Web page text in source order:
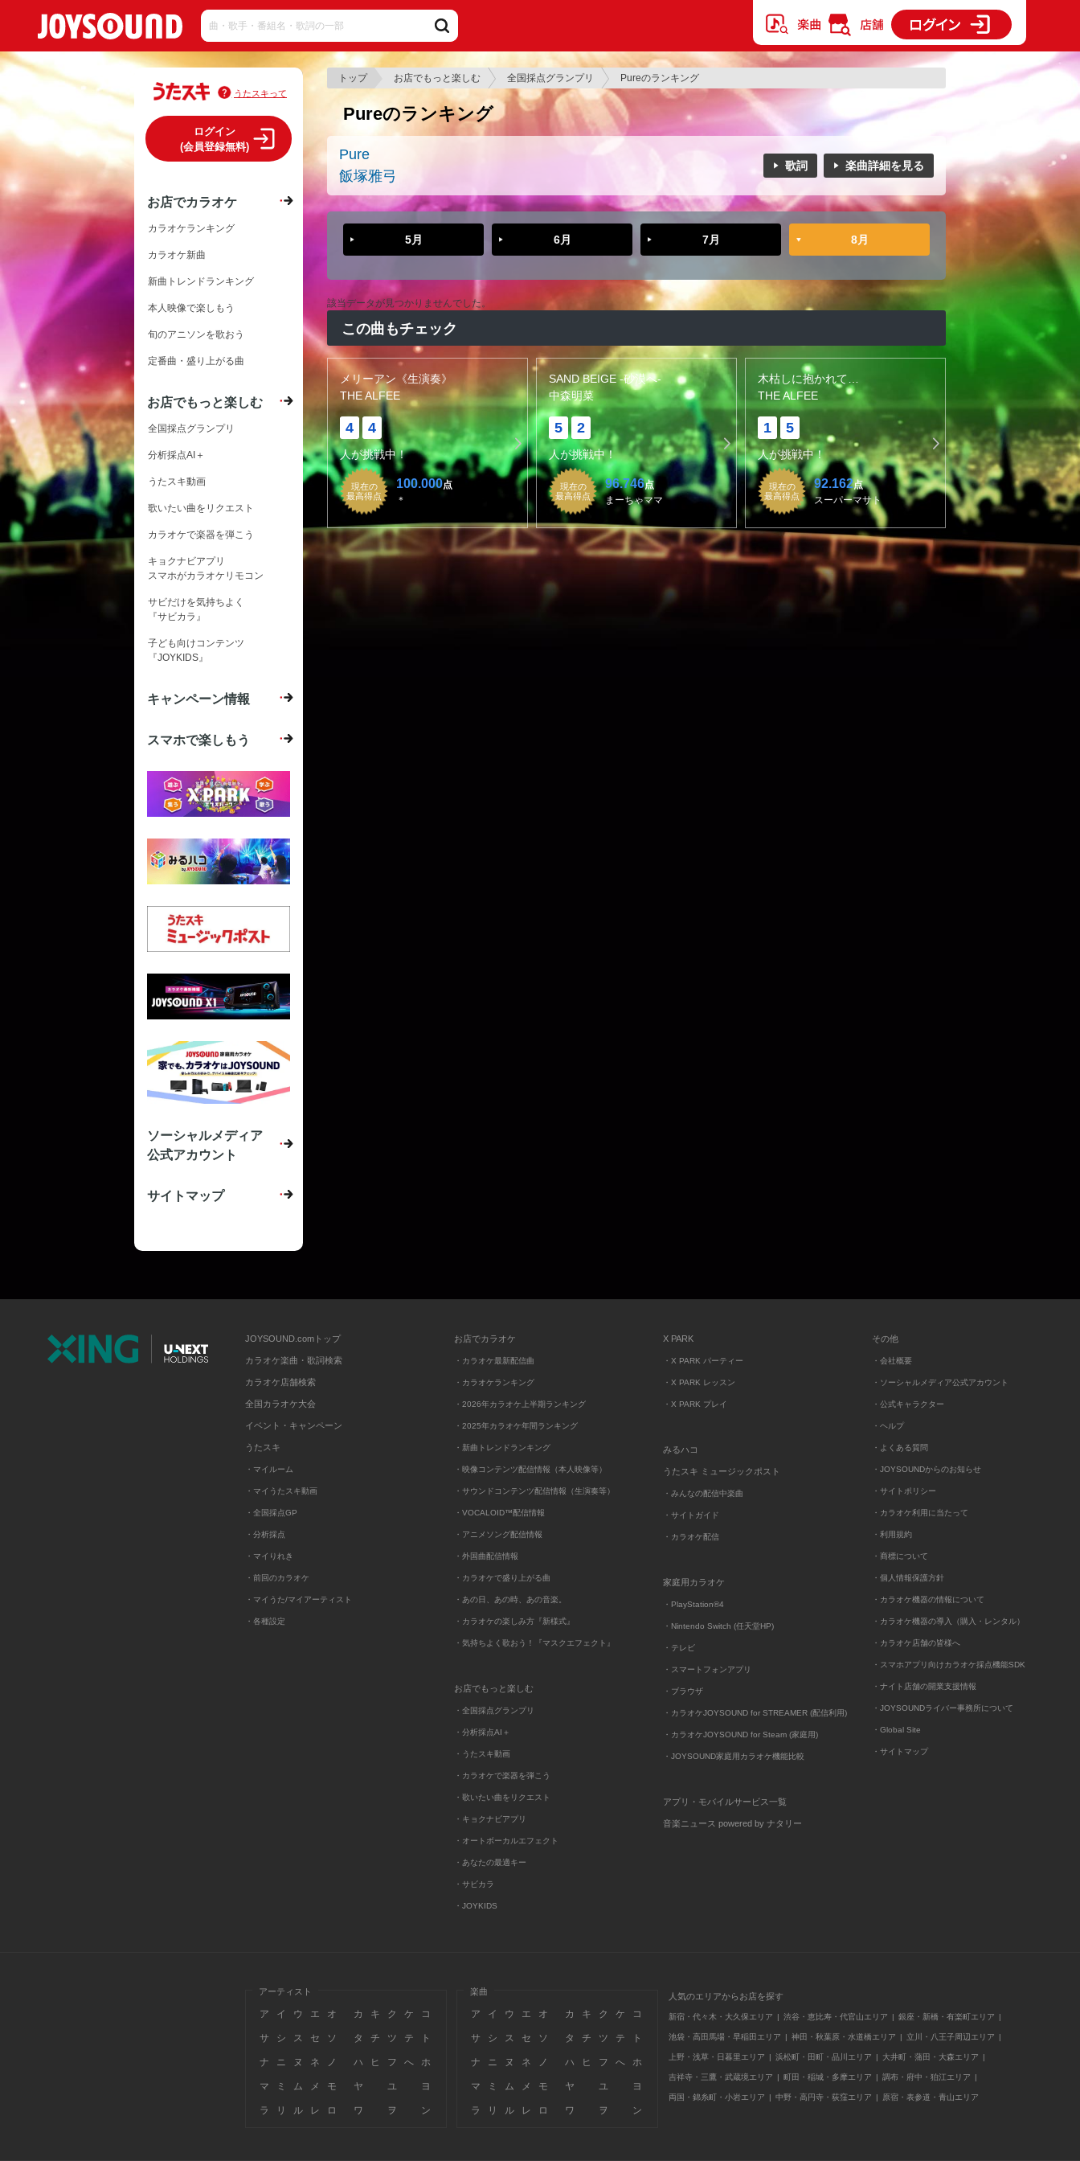
トップ お店でもっと楽しむ 全国採点グランプリ Pureのランキング
Pureのランキング
Pure
飯塚雅弓
歌詞 楽曲詳細を見る
5月 6月 7月 8月
該当データが見つかりませんでした。
この曲もチェック
メリーアン《生演奏》
THE ALFEE
4 4
人が挑戦中！
現在の
最高得点
100.000点
＊
SAND BEIGE -砂漠へ-
中森明菜
5 2
人が挑戦中！
現在の
最高得点
96.746点
まーちゃママ
木枯しに抱かれて…
THE ALFEE
1 5
人が挑戦中！
現在の
最高得点
92.162点
スーパーマサト
うたスキって
ログイン
(会員登録無料)
お店でカラオケ
カラオケランキング
カラオケ新曲
新曲トレンドランキング
本人映像で楽しもう
旬のアニソンを歌おう
定番曲・盛り上がる曲
お店でもっと楽しむ
全国採点グランプリ
分析採点AI＋
うたスキ動画
歌いたい曲をリクエスト
カラオケで楽器を弾こう
キョクナビアプリ
スマホがカラオケリモコン
サビだけを気持ちよく
『サビカラ』
子ども向けコンテンツ
『JOYKIDS』
キャンペーン情報
スマホで楽しもう
ソーシャルメディア
公式アカウント
サイトマップ
JOYSOUND.comトップ
カラオケ楽曲・歌詞検索
カラオケ店舗検索
全国カラオケ大会
イベント・キャンペーン
うたスキ
・マイルーム
・マイうたスキ動画
・全国採点GP
・分析採点
・マイりれき
・前回のカラオケ
・マイうた/マイアーティスト
・各種設定
お店でカラオケ
・カラオケ最新配信曲
・カラオケランキング
・2026年カラオケ上半期ランキング
・2025年カラオケ年間ランキング
・新曲トレンドランキング
・映像コンテンツ配信情報（本人映像等）
・サウンドコンテンツ配信情報（生演奏等）
・VOCALOID™配信情報
・アニメソング配信情報
・外国曲配信情報
・カラオケで盛り上がる曲
・あの日、あの時、あの音楽。
・カラオケの楽しみ方『新様式』
・気持ちよく歌おう！『マスクエフェクト』
お店でもっと楽しむ
・全国採点グランプリ
・分析採点AI＋
・うたスキ動画
・カラオケで楽器を弾こう
・歌いたい曲をリクエスト
・キョクナビアプリ
・オートボーカルエフェクト
・あなたの最適キー
・サビカラ
・JOYKIDS
X PARK
・X PARK パーティー
・X PARK レッスン
・X PARK プレイ
みるハコ
うたスキ ミュージックポスト
・みんなの配信中楽曲
・サイトガイド
・カラオケ配信
家庭用カラオケ
・PlayStation®4
・Nintendo Switch (任天堂HP)
・テレビ
・スマートフォンアプリ
・ブラウザ
・カラオケJOYSOUND for STREAMER (配信利用)
・カラオケJOYSOUND for Steam (家庭用)
・JOYSOUND家庭用カラオケ機能比較
アプリ・モバイルサービス一覧
音楽ニュース powered by ナタリー
その他
・会社概要
・ソーシャルメディア公式アカウント
・公式キャラクター
・ヘルプ
・よくある質問
・JOYSOUNDからのお知らせ
・サイトポリシー
・カラオケ利用に当たって
・利用規約
・商標について
・個人情報保護方針
・カラオケ機器の情報について
・カラオケ機器の導入（購入・レンタル）
・カラオケ店舗の皆様へ
・スマホアプリ向けカラオケ採点機能SDK
・ナイト店舗の開業支援情報
・JOYSOUNDライバー事務所について
・Global Site
・サイトマップ
アーティスト
ア イ ウ エ オ カ キ ク ケ コ
サ シ ス セ ソ タ チ ツ テ ト
ナ ニ ヌ ネ ノ ハ ヒ フ へ ホ
マ ミ ム メ モ ヤ ユ ヨ
ラ リ ル レ ロ ワ ヲ ン
楽曲
ア イ ウ エ オ カ キ ク ケ コ
サ シ ス セ ソ タ チ ツ テ ト
ナ ニ ヌ ネ ノ ハ ヒ フ へ ホ
マ ミ ム メ モ ヤ ユ ヨ
ラ リ ル レ ロ ワ ヲ ン
人気のエリアからお店を探す
新宿・代々木・大久保エリア 渋谷・恵比寿・代官山エリア 銀座・新橋・有楽町エリア
池袋・高田馬場・早稲田エリア 神田・秋葉原・水道橋エリア 立川・八王子周辺エリア
上野・浅草・日暮里エリア 浜松町・田町・品川エリア 大井町・蒲田・大森エリア
吉祥寺・三鷹・武蔵境エリア 町田・稲城・多摩エリア 調布・府中・狛江エリア
両国・錦糸町・小岩エリア 中野・高円寺・荻窪エリア 原宿・表参道・青山エリア